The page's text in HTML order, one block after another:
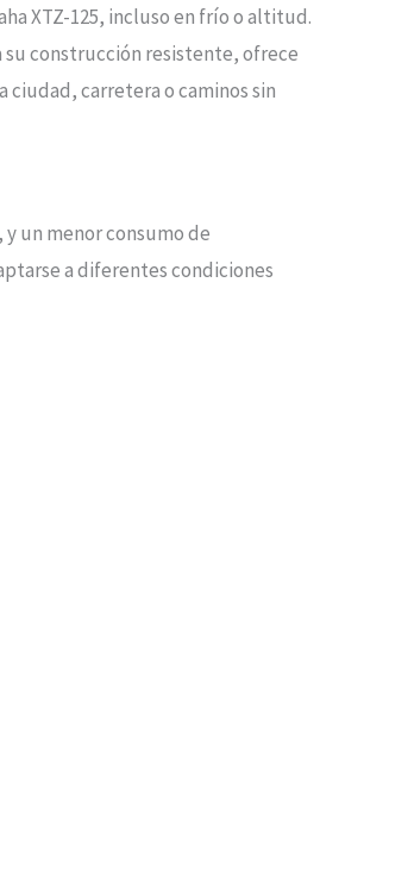
XTZ-125, incluso en frío o altitud.
su construcción resistente, ofrece
carretera o caminos sin
un menor consumo de
a diferentes condiciones